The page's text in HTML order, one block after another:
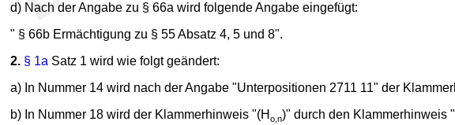
d) Nach der Angabe zu § 66a wird folgende Angabe eingefügt:
" § 66b Ermächtigung zu § 55 Absatz 4, 5 und 8".
2. § 1a Satz 1 wird wie folgt geändert:
a) In Nummer 14 wird nach der Angabe "Unterpositionen 2711 11" der
b) In Nummer 18 wird der Klammerhinweis "(H o,n)" durch den Klammerhinweis